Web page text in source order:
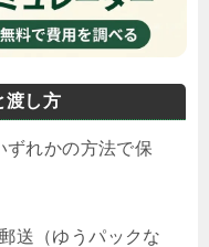
渡し方
ずれかの方法で保
送（ゆうパックな